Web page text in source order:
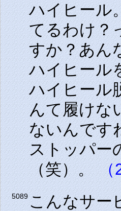
ハイヒール
てるわけ？
すか？あん
ハイヒール
ハイヒール
んて履けな
ないんです
ストッパー
（笑）。（
5089こんなサー